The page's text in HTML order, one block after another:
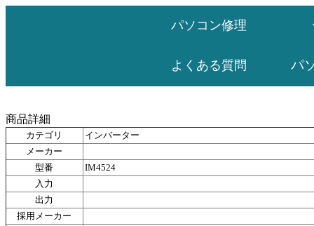
パソコン修理
よくある質問 パ
商品詳細
カテゴリ
インバーター
メーカー
型番
IM4524
入力
出力
採用メーカー